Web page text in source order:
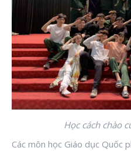
Học cách chào
Các môn học Giáo dục Quốc